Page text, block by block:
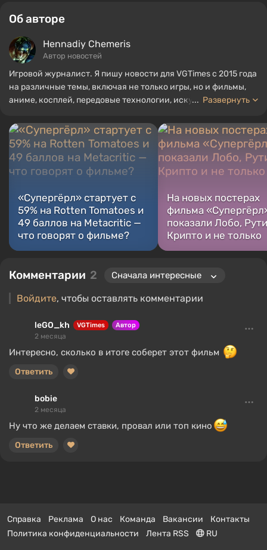
Об авторе
Hennadiy Chemеris
Автор новостей
Игровой журналист. Я пишу новости для VGTimes с 2015 года
на различные темы, включая не только игры, но и фильмы,
аниме, косплей, передовые технологии, искусственный
нескольких обзоров, топов, компиляций и других статей,
связанных с видеоиграми. Я собираю различные игровые
сувениры, включая фигурки, постеры, старые консоли и
многое другое. У меня есть живой интерес к ретро-играм. Я
играю с начала 2000-х на PC и консолях.
... Развернуть
«Супергёрл» стартует с
59% на Rotten Tomatoes и
49 баллов на Metacritic —
что говорят о фильме?
На новых постерах
фильма
показали Лобо,
Крипто и не только
Комментарии 2
Войдите, чтобы оставлять комментарии
leGO_kh VGTimes Автор
2 месяца
Интересно, сколько в итоге соберет этот фильм
Ответить
bobie
2 месяца
Ну что же делаем ставки, провал или топ кино
Ответить
Справка Реклама О нас Команда Вакансии
Контакты
Политика конфиденциальности
Лента RSS RU